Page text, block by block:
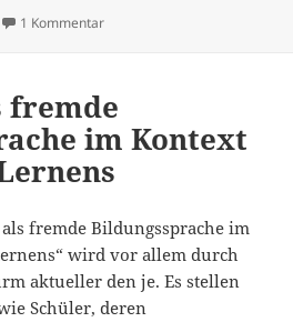
1 Kommentarzu Innere und äußere
fremde
im Kontext
als fremde Bildungssprache im
wird vor allem durch
aktueller den je. Es stellen
Schüler, deren